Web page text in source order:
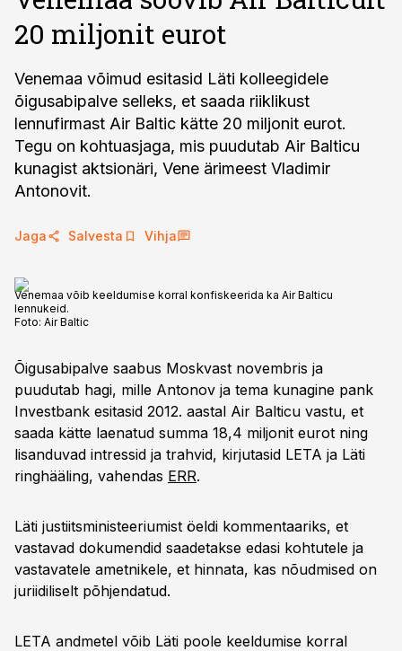
20 miljonit eurot
Venemaa võimud esitasid Läti kolleegidele
õigusabipalve selleks, et saada riiklikust
lennufirmast Air Baltic kätte 20 miljonit eurot.
Tegu on kohtuasjaga, mis puudutab Air Balticu
kunagist aktsionäri, Vene ärimeest Vladimir
Antonovit.
Jaga Salvesta Vihja
Venemaa võib keeldumise korral konfiskeerida ka Air Balticu
lennukeid.
Foto: Air Baltic
Õigusabipalve saabus Moskvast novembris ja
puudutab hagi, mille Antonov ja tema kunagine pank
Investbank esitasid 2012. aastal Air Balticu vastu, et
saada kätte laenatud summa 18,4 miljonit eurot ning
lisanduvad intressid ja trahvid, kirjutasid LETA ja Läti
ringhääling, vahendas ERR.
Läti justiitsministeeriumist öeldi kommentaariks, et
vastavad dokumendid saadetakse edasi kohtutele ja
vastavatele ametnikele, et hinnata, kas nõudmised on
juriidiliselt põhjendatud.
LETA andmetel võib Läti poole keeldumise korral